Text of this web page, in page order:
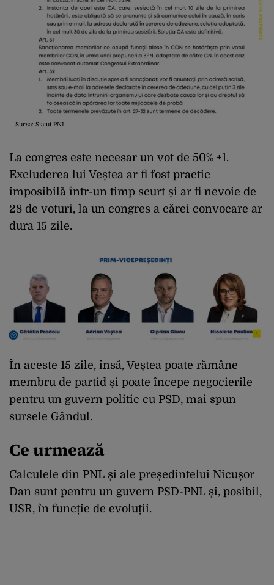
Sursa: Statut PNL
La congres este necesar un vot de 50% +1.
Excluderea lui Veștea ar fi fost practic
imposibilă într-un timp scurt și ar fi nevoie de
28 de voturi, la un congres a cărei convocare ar
dura 15 zile.
În aceste 15 zile, însă, Veștea poate rămâne
membru de partid și poate începe negocierile
pentru un guvern politic cu PSD, mai spun
sursele Gândul.
Ce urmează
Calculele din PNL și ale președintelui Nicușor
Dan sunt pentru un guvern PSD-PNL și, posibil,
USR, în funcție de evoluții.